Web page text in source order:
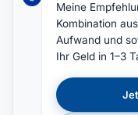
Meine
Kombination
Aufwand und
Ihr Geld in 1–3